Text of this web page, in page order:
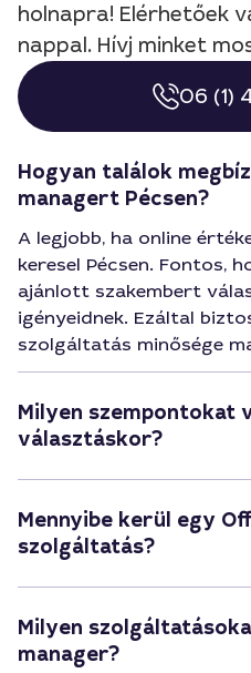
holnapra! Elérhetőek
nappal. Hívj minket
06 (1)
Hogyan találok
managert Pécsen?
A legjobb, ha online
keresel Pécsen. Fontos,
ajánlott szakembert
igényeidnek. Ezáltal
szolgáltatás minősége
Milyen szempontokat
választáskor?
Mennyibe kerül egy
szolgáltatás?
Milyen
manager?